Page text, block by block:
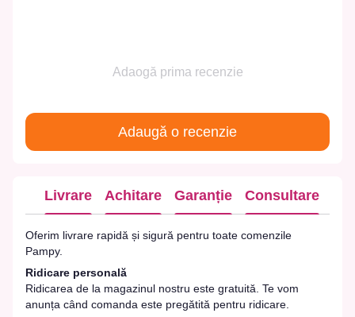
Adaogă prima recenzie
Adaugă o recenzie
Livrare Achitare Garanție Consultare
Oferim livrare rapidă și sigură pentru toate comenzile
Pampy.
Ridicare personală
Ridicarea de la magazinul nostru este gratuită. Te vom
anunța când comanda este pregătită pentru ridicare.